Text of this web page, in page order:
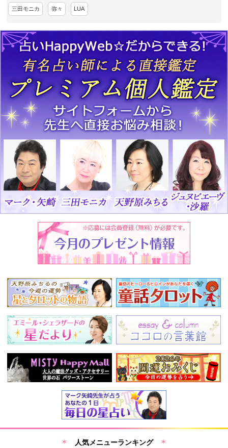
三田モニカ 弥々 LUA
人気メニューランキング